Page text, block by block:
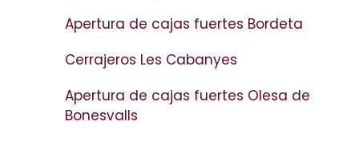
Apertura de cajas fuertes Bordeta
Cerrajeros Les Cabanyes
Apertura de cajas fuertes Olesa de
Bonesvalls